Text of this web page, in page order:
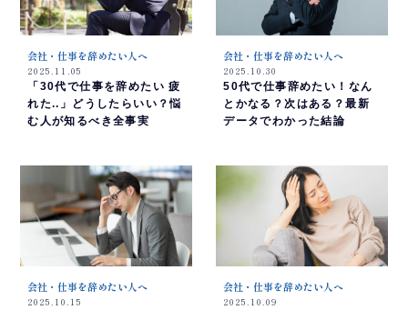
会社・仕事を辞めたい人へ
2025.11.05
「30代で仕事を辞めたい 疲
れた..」どうしたらいい？悩
む人が知るべき全事実
会社・仕事を辞めたい人へ
2025.10.30
50代で仕事辞めたい！なん
とかなる？次はある？最新
データでわかった結論
会社・仕事を辞めたい人へ
2025.10.15
会社・仕事を辞めたい人へ
2025.10.09